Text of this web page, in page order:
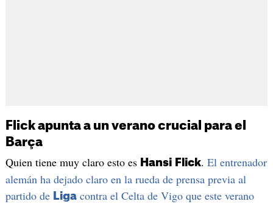
Flick apunta a un verano crucial para el
Barça
Quien tiene muy claro esto es Hansi Flick. El entrenador
alemán ha dejado claro en la rueda de prensa previa al
partido de Ligacontra el Celta de Vigo que este verano